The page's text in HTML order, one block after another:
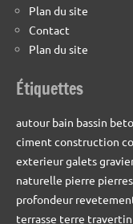
Plan du site
Contact
Plan du site
Étiquettes
autour bain bassin
ciment construction
exterieurgalets
naturelle pierre pierres
profondeur
terrasse terre travertin